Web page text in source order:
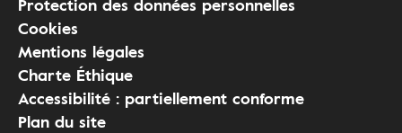
Cookies
Mentions légales
Charte Éthique
Accessibilité : partiellement conforme
Plan du site